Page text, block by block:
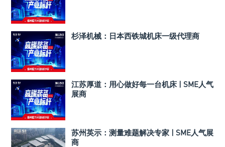
杉泽机械：日本西铁城机床一级代理商
江苏厚道：用心做好每一台机床 | SME人气
展商
苏州英示：测量难题解决专家 | SME人气展
商